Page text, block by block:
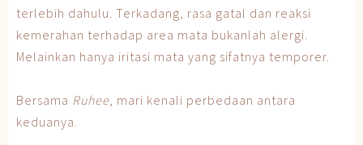
terlebih dahulu. Terkadang, rasa gatal dan reaksi
kemerahan terhadap area mata bukanlah alergi.
Melainkan hanya iritasi mata yang sifatnya temporer.
Bersama Ruhee , mari kenali perbedaan antara
keduanya.